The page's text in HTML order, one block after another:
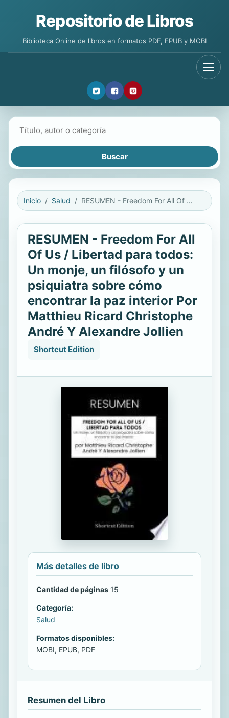
Repositorio de Libros
Biblioteca Online de libros en formatos PDF, EPUB y MOBI
Inicio Salud RESUMEN - Freedom For All Of Us / Libertad para todos: Un monje, un filósofo y un psiquiatra sobre cómo encontrar la paz interior Por Matthieu Ricard Christophe André Y Alexandre Jollien
RESUMEN - Freedom For All
Of Us / Libertad para todos:
Un monje, un filósofo y un
psiquiatra sobre cómo
encontrar la paz interior Por
Matthieu Ricard Christophe
André Y Alexandre Jollien
Shortcut Edition
Más detalles de libro
Cantidad de páginas 15
Categoría:
Salud
Formatos disponibles:
MOBI, EPUB, PDF
Resumen del Libro